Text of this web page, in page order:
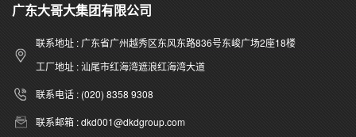
广东大哥大集团有限公司
联系地址 : 广东省广州越秀区东风东路836号东峻广场2座18楼
工厂地址 : 汕尾市红海湾遮浪红海湾大道
联系电话 : (020) 8358 9308
联系邮箱 : dkd001@dkdgroup.com